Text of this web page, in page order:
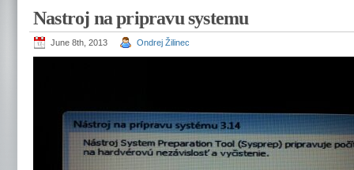
Nastroj na pripravu systemu
June 8th, 2013 Ondrej Žilinec